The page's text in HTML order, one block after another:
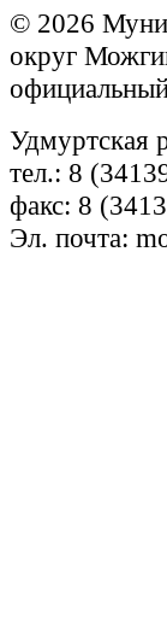
© 2026
округ
Удмуртская
тел.: 8
факс: 8
Эл. почта: